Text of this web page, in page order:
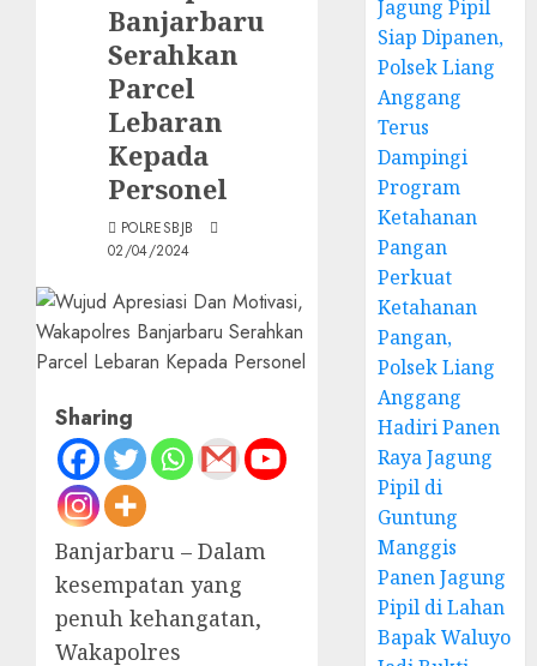
Banjarbaru
Serahkan
Parcel
Lebaran
Kepada
Personel
POLRESBJB
02/04/2024
Sharing
Banjarbaru – Dalam
kesempatan yang
penuh kehangatan,
Wakapolres
Jagung Pipil
Siap Dipanen,
Polsek Liang
Anggang
Terus
Dampingi
Program
Ketahanan
Pangan
Perkuat
Ketahanan
Pangan,
Polsek Liang
Anggang
Hadiri Panen
Raya Jagung
Pipil di
Guntung
Manggis
Panen Jagung
Pipil di Lahan
Bapak Waluyo